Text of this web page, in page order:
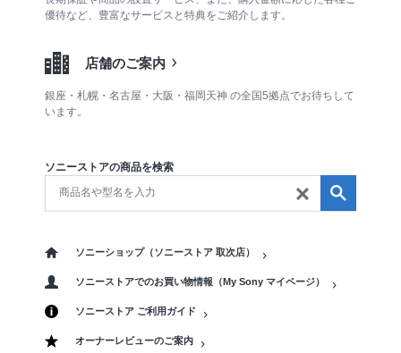
優待など、豊富なサービスと特典をご紹介します。
店舗のご案内
銀座・札幌・名古屋・大阪・福岡天神 の全国5拠点でお待ちして
います。
ソニーストアの商品を検索
ソニーショップ（ソニーストア 取次店）
ソニーストアでのお買い物情報（My Sony マイページ）
ソニーストア ご利用ガイド
オーナーレビューのご案内